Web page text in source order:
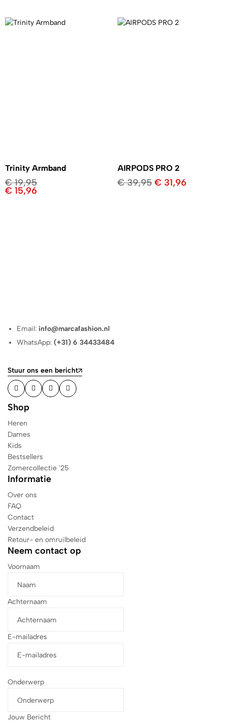
Trinity Armband
€19,95
€ 15,96
AIRPODS PRO 2
€39,95 € 31,96
Email: info@marcafashion.nl
WhatsApp:(+31) 6 34433484
Stuur ons een bericht
Shop
Heren
Dames
Kids
Bestsellers
Zomercollectie '25
Informatie
Over ons
FAQ
Contact
Verzendbeleid
Retour- en omruilbeleid
Neem contact op
Voornaam
Achternaam
E-mailadres
Onderwerp
Jouw Bericht